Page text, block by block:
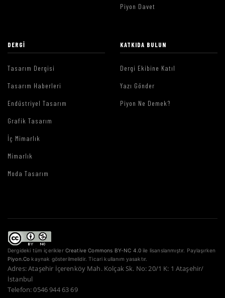
Piyon Davet
DERGI
Tasarım Dergisi
Tasarım Haberleri
Endüstriyel Tasarım
Grafik Tasarım
İç Mimarlık
Mimarlık
Moda Tasarım
KATKIDA BULUN
Dergi Ekibine Katıl
Yazı Gönder
Piyon Ne Demek?
Dergideki tüm içerikler Creative Commons BY-NC 4.0 ile lisanslanmıştır. Paylaşırken
Piyon.Co kaynak gösterilmelidir. Ticari kullanım yasaktır.
Adres: Ataşehir İçerenköy Mah. Kolçak Sk. No: 20/1 K: 1 Ataşehir/
İstanbul
Telefon: 0546 944 63 69